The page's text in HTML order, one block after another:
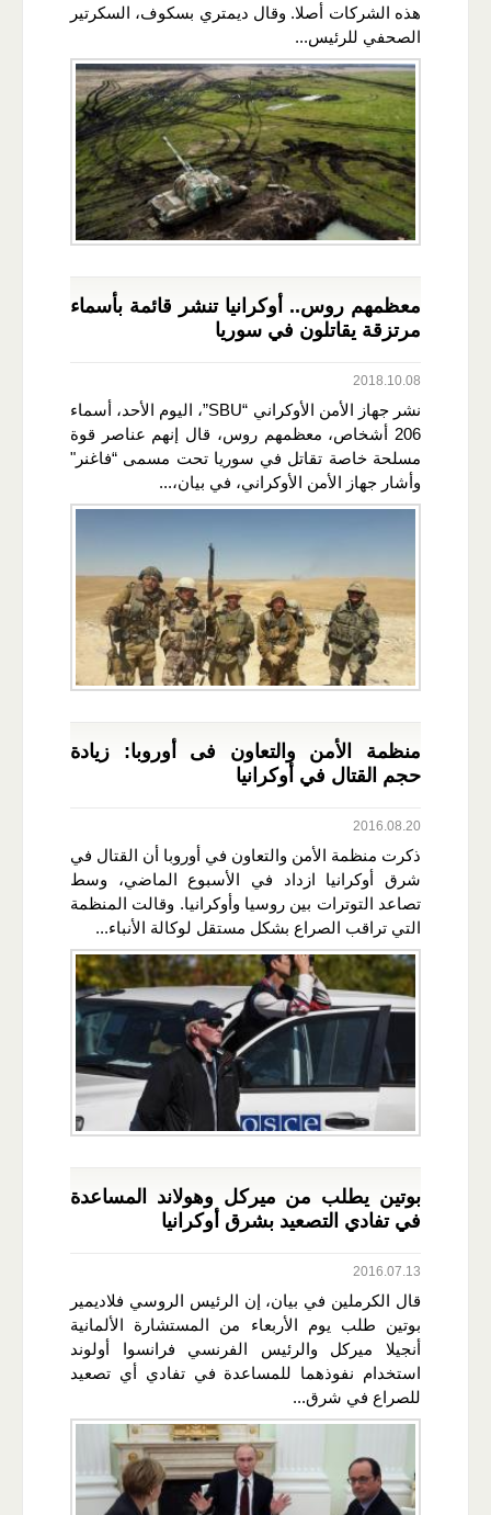
هذه الشركات أصلا. وقال ديمتري بسكوف، السكرتير
الصحفي للرئيس...
معظمهم روس.. أوكرانيا تنشر قائمة بأسماء
مرتزقة يقاتلون في سوريا
2018.10.08
نشر جهاز الأمن الأوكراني “SBU”، اليوم الأحد، أسماء
206 أشخاص، معظمهم روس، قال إنهم عناصر قوة
مسلحة خاصة تقاتل في سوريا تحت مسمى “فاغنر"
وأشار جهاز الأمن الأوكراني، في بيان،...
منظمة الأمن والتعاون فى أوروبا: زيادة
حجم القتال في أوكرانيا
2016.08.20
ذكرت منظمة الأمن والتعاون في أوروبا أن القتال في
شرق أوكرانيا ازداد في الأسبوع الماضي، وسط
تصاعد التوترات بين روسيا وأوكرانيا. وقالت المنظمة
التي تراقب الصراع بشكل مستقل لوكالة الأنباء...
بوتين يطلب من ميركل وهولاند المساعدة
في تفادي التصعيد بشرق أوكرانيا
2016.07.13
قال الكرملين في بيان، إن الرئيس الروسي فلاديمير
بوتين طلب يوم الأربعاء من المستشارة الألمانية
أنجيلا ميركل والرئيس الفرنسي فرانسوا أولوند
استخدام نفوذهما للمساعدة في تفادي أي تصعيد
للصراع في شرق...